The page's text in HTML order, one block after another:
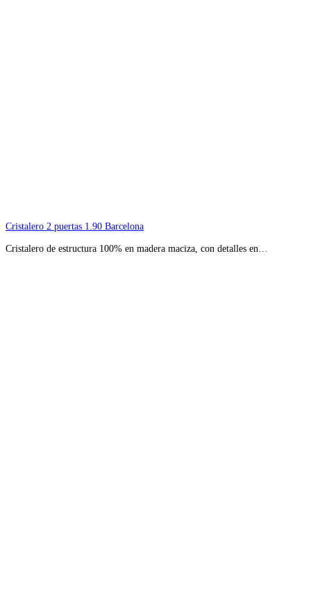
Cristalero 2 puertas 1.90 Barcelona
Cristalero de estructura 100% en madera maciza, con detalles en…